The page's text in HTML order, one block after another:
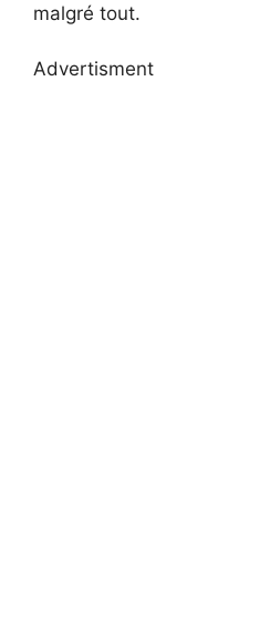
malgré tout.
Advertisment